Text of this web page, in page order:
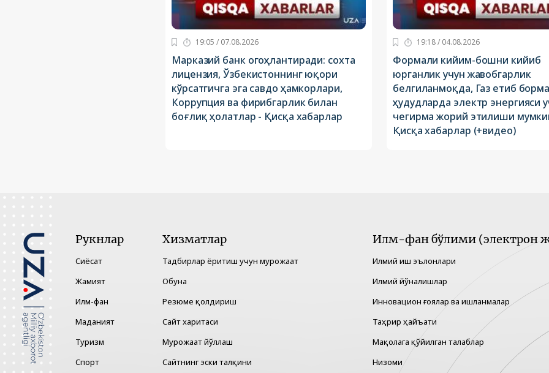
19:05 / 07.08.2026
Марказий банк огоҳлантиради: сохта
лицензия, Ўзбекистоннинг юқори
кўрсатгичга эга савдо ҳамкорлари,
Коррупция ва фирибгарлик билан
боғлиқ ҳолатлар - Қисқа хабарлар
19:18 / 04.08.2026
Формали кийим-бошни кийиб
юрганлик учун жавобгарлик
белгиланмоқда, Газ етиб
ҳудудларда электр энергияси
чегирма жорий этилиши
Қисқа хабарлар (+видео)
Рукнлар
Сиёсат
Жамият
Илм-фан
Маданият
Туризм
Спорт
Хизматлар
Тадбирлар ёритиш учун мурожаат
Обуна
Резюме қолдириш
Сайт харитаси
Мурожаат йўллаш
Сайтнинг эски талқини
Илм-фан бўлими (электрон
Илмий иш эълонлари
Илмий йўналишлар
Инновацион ғоялар ва ишланмалар
Таҳрир ҳайъати
Мақолага қўйилган талаблар
Низоми